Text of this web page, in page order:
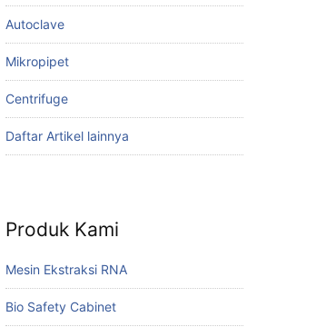
Autoclave
Mikropipet
Centrifuge
Daftar Artikel lainnya
Produk Kami
Mesin Ekstraksi RNA
Bio Safety Cabinet